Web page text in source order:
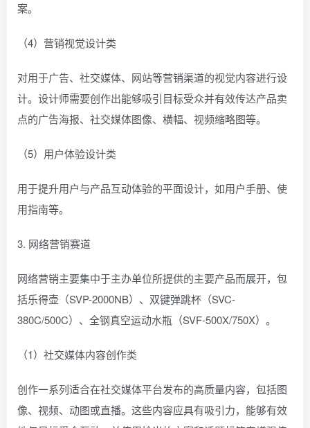
案。
（4）营销视觉设计类
对用于广告、社交媒体、网站等营销渠道的视觉内容进行设
计。设计师需要创作出能够吸引目标受众并有效传达产品卖
点的广告海报、社交媒体图像、横幅、视频缩略图等。
（5）用户体验设计类
用于提升用户与产品互动体验的平面设计，如用户手册、使
用指南等。
3. 网络营销赛道
网络营销主要集中于主办单位所提供的主要产品而展开，包
括乐得壶（SVP-2000NB）、双键弹跳杯（SVC-
380C/500C）、全钢真空运动水瓶（SVF-500X/750X）。
（1）社交媒体内容创作类
创作一系列适合在社交媒体平台发布的高质量内容，包括图
像、视频、动图或直播。这些内容应具有吸引力，能够有效